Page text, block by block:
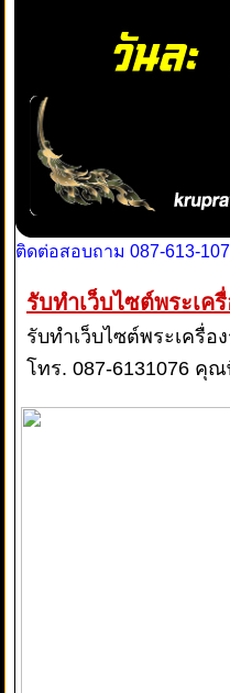
ติดต่อสอบถาม 087-613-
รับทำเว็บไซต์พระเค
รับทำเว็บไซต์พระเครื่อ
โทร. 087-6131076 คุ